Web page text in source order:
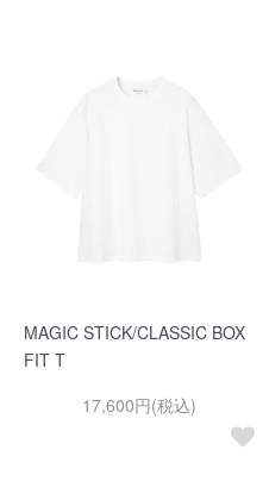
MAGIC STICK/CLASSIC BOX
FIT T
17,600円(税込)